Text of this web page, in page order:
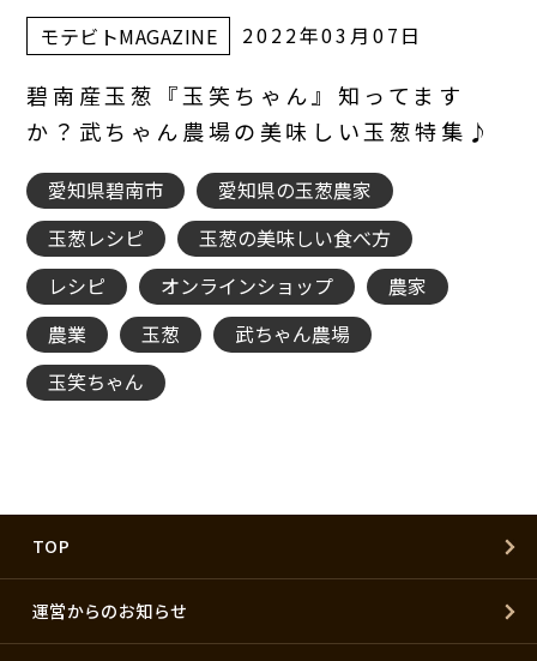
モテビトMAGAZINE 2022年03月07日
碧南産玉葱『玉笑ちゃん』知ってます
か？武ちゃん農場の美味しい玉葱特集♪
愛知県碧南市
愛知県の玉葱農家
玉葱レシピ
玉葱の美味しい食べ方
レシピ
オンラインショップ
農家
農業
玉葱
武ちゃん農場
玉笑ちゃん
TOP
運営からのお知らせ